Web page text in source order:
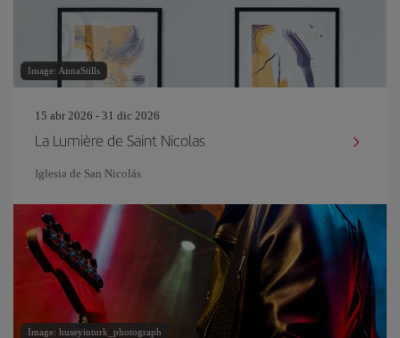
Image: AnnaStills
15 abr 2026 - 31 dic 2026
La Lumière de Saint Nicolas
Iglesia de San Nicolás
Image: huseyinturk_photograph